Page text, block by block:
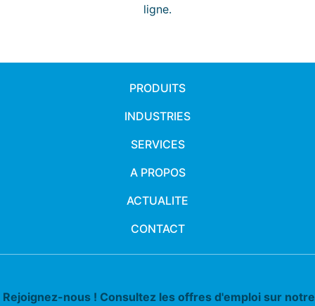
ligne.
PRODUITS
INDUSTRIES
SERVICES
A PROPOS
ACTUALITE
CONTACT
Rejoignez-nous ! Consultez les offres d'emploi sur notre